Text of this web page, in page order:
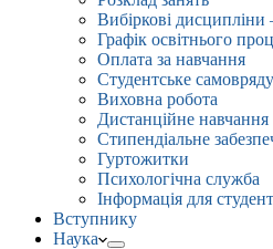
Вибіркові дисципліни
Графік освітнього
Оплата за навчання
Студентське
Виховна робота
Дистанційне навчання
Стипендіальне
Гуртожитки
Психологічна служба
Інформація для
Вступнику
Наука